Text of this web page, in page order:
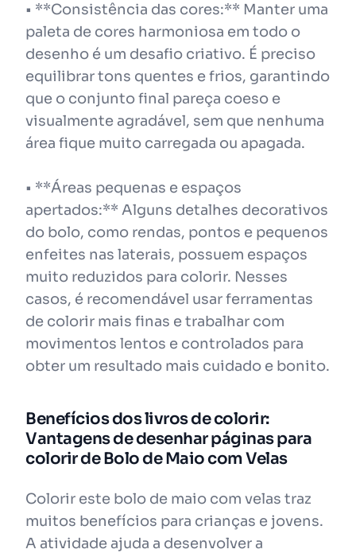
• **Consistência das cores:** Manter uma
paleta de cores harmoniosa em todo o
desenho é um desafio criativo. É preciso
equilibrar tons quentes e frios, garantindo
que o conjunto final pareça coeso e
visualmente agradável, sem que nenhuma
área fique muito carregada ou apagada.
• **Áreas pequenas e espaços
apertados:** Alguns detalhes decorativos
do bolo, como rendas, pontos e pequenos
enfeites nas laterais, possuem espaços
muito reduzidos para colorir. Nesses
casos, é recomendável usar ferramentas
de colorir mais finas e trabalhar com
movimentos lentos e controlados para
obter um resultado mais cuidado e bonito.
Benefícios dos livros de colorir:
Vantagens de desenhar páginas para
colorir de Bolo de Maio com Velas
Colorir este bolo de maio com velas traz
muitos benefícios para crianças e jovens.
A atividade ajuda a desenvolver a